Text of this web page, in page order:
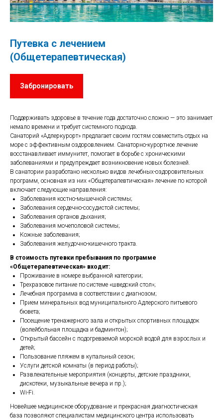
Путевка с лечением
(Общетерапевтическая)
Забронировать
Поддерживать здоровье в течение года достаточно сложно — это занимает
немало времени и требует системного подхода.
Санаторий «Адлеркурорт» предлагает своим гостям совместить отдых на
море с эффективным оздоровлением. Санаторно-курортное лечение
восстанавливает иммунитет, помогает в борьбе с хроническими
заболеваниями и предупреждает возникновение новых болезней.
В санатории разработано несколько видов лечебных-оздоровительных
программ, основная из них «Общетерапевтическая» лечение по которой
включает следующие направления:
Заболевания костно-мышечной системы;
Заболевания сердечно-сосудистой системы;
Заболевания органов дыхания;
Заболевания мочеполовой системы;
Кожные заболевания;
Заболевания желудочно-кишечного тракта.
В стоимость путевки пребывания по программе
«Общетерапевтическая» входит:
Проживание в номере выбранной категории;
Трехразовое питание по системе «шведский стол»;
Лечебная программа в соответствии с диагнозом;
Прием минеральных вод муниципального Адлерского питьевого
бювета;
Посещение тренажерного зала и открытых спортивных площадок
(волейбольная площадка и бадминтон);
Открытый бассейн с подогреваемой морской водой для взрослых и
детей;
Пользование пляжем в купальный сезон;
Услуги детской комнаты (в период работы);
Развлекательные мероприятия (концерты, детские праздники,
дискотеки, музыкальные вечера и пр.);
Wi-Fi.
Новейшее медицинское оборудование и прекрасная диагностическая
база позволяют специалистам медицинского центра использовать